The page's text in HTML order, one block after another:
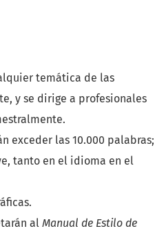
temática de las
y se dirige a profesionales
exceder las 10.000 palabras;
tanto en el idioma en el
al Manual de Estilo de